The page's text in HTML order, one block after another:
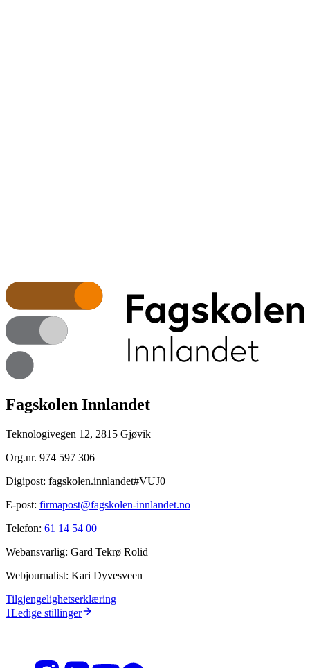
Fagskolen Innlandet
Teknologivegen 12, 2815 Gjøvik
Org.nr. 974 597 306
Digipost: fagskolen.innlandet#VUJ0
E-post: firmapost@fagskolen-innlandet.no
Telefon: 61 14 54 00
Webansvarlig: Gard Tekrø Rolid
Webjournalist: Kari Dyvesveen
Tilgjengelighetserklæring
1Ledige stillinger